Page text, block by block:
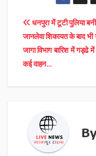
Post
धनपुरा में टूटी पुलिया बनी
जानलेवा शिकायत के बाद भी
जागा विभाग बारिश में गड्ढे
कई वाहन…